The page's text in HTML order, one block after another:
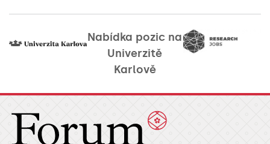
Nabídka pozic na
Univerzitě
Karlově